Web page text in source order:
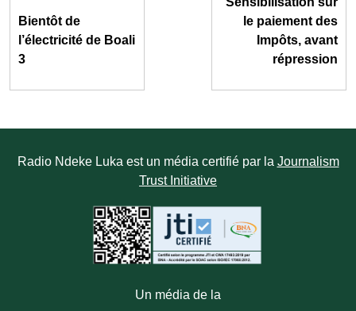
Bientôt de
l’électricité de Boali
3
le paiement des
Impôts, avant
répression
Radio Ndeke Luka est un média certifié par la Journalism
Trust Initiative
Un média de la